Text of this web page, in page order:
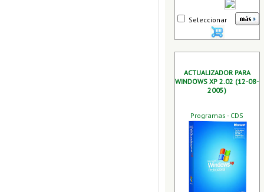
Seleccionar
ACTUALIZADOR PARA
WINDOWS XP 2.02 (12-08-
2005)
Programas - CDS